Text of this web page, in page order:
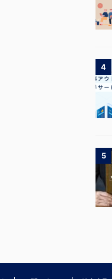
4
5